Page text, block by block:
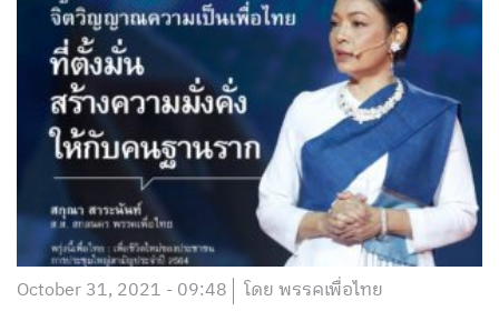
October 31, 2021 - 09:48 โดย พรรคเพื่อไทย